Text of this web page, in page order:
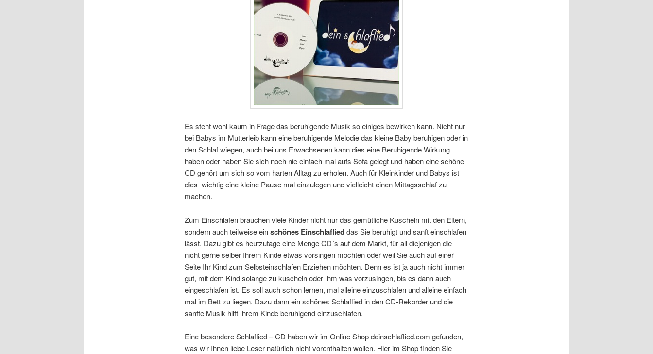
Es steht wohl kaum in Frage das beruhigende Musik so einiges bewirken kann. Nicht nur
bei Babys im Mutterleib kann eine beruhigende Melodie das kleine Baby beruhigen oder in
den Schlaf wiegen, auch bei uns Erwachsenen kann dies eine Beruhigende Wirkung
haben oder haben Sie sich noch nie einfach mal aufs Sofa gelegt und haben eine schöne
CD gehört um sich so vom harten Alltag zu erholen. Auch für Kleinkinder und Babys ist
dies wichtig eine kleine Pause mal einzulegen und vielleicht einen Mittagsschlaf zu
machen.
Zum Einschlafen brauchen viele Kinder nicht nur das gemütliche Kuscheln mit den Eltern,
sondern auch teilweise einschönes Einschlaflieddas Sie beruhigt und sanft einschlafen
lässt. Dazu gibt es heutzutage eine Menge CD´s auf dem Markt, für all diejenigen die
nicht gerne selber Ihrem Kinde etwas vorsingen möchten oder weil Sie auch auf einer
Seite Ihr Kind zum Selbsteinschlafen Erziehen möchten. Denn es ist ja auch nicht immer
gut, mit dem Kind solange zu kuscheln oder Ihm was vorzusingen, bis es dann auch
eingeschlafen ist. Es soll auch schon lernen, mal alleine einzuschlafen und alleine einfach
mal im Bett zu liegen. Dazu dann ein schönes Schlaflied in den CD-Rekorder und die
sanfte Musik hilft Ihrem Kinde beruhigend einzuschlafen.
Eine besondere Schlaflied – CD haben wir im Online Shop deinschlaflied.com gefunden,
was wir Ihnen liebe Leser natürlich nicht vorenthalten wollen. Hier im Shop finden Sie